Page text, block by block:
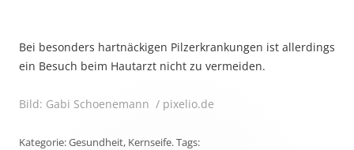
Bei besonders hartnäckigen Pilzerkrankungen ist allerdings
ein Besuch beim Hautarzt nicht zu vermeiden.
Bild: Gabi Schoenemann / pixelio.de
Kategorie:Gesundheit, Kernseife. Tags: